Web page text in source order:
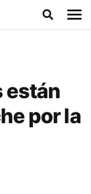
están
por la